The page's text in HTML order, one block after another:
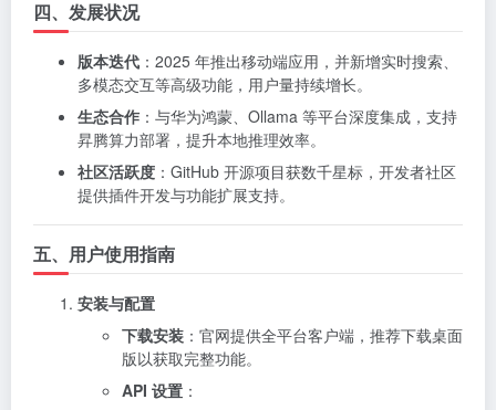
四、发展状况
版本迭代 ：2025 年推出移动端应用，并新增实时搜索、
多模态交互等高级功能，用户量持续增长。
生态合作 ：与华为鸿蒙、Ollama 等平台深度集成，支持
昇腾算力部署，提升本地推理效率。
社区活跃度 ：GitHub 开源项目获数千星标，开发者社区
提供插件开发与功能扩展支持。
五、用户使用指南
安装与配置
下载安装 ：官网提供全平台客户端，推荐下载桌面
版以获取完整功能。
API 设置 ：